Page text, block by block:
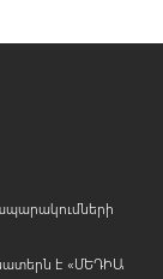
է «ՄԵԴԻԱ